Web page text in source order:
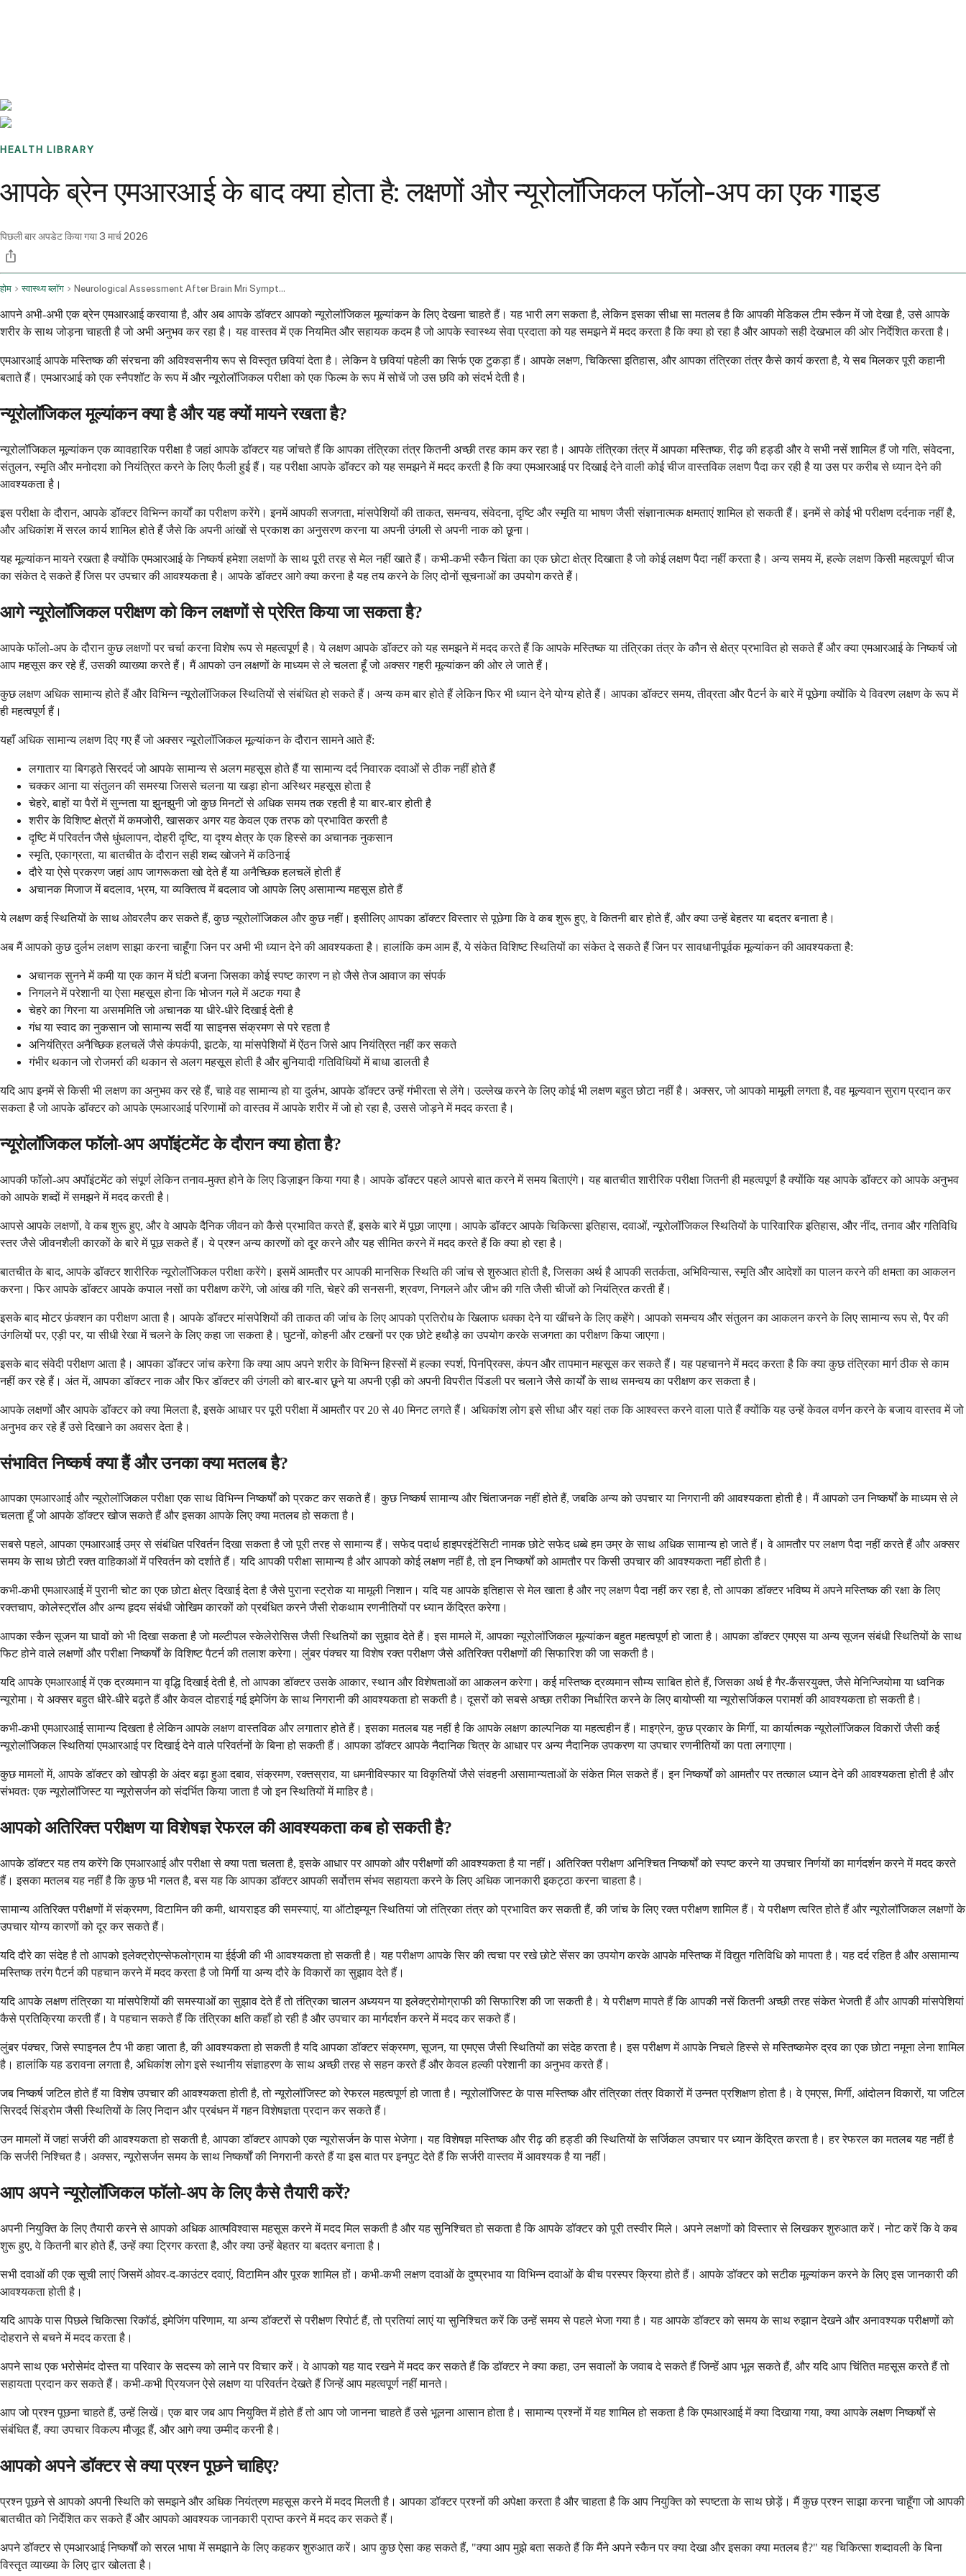
HEALTH LIBRARY
आपके ब्रेन एमआरआई के बाद क्या होता है: लक्षणों और न्यूरोलॉजिकल फॉलो-अप का एक गाइड
पिछली बार अपडेट किया गया3 मार्च 2026
होम स्वास्थ्य ब्लॉग Neurological Assessment After Brain Mri Symptoms And Follow Up
आपने अभी-अभी एक ब्रेन एमआरआई करवाया है, और अब आपके डॉक्टर आपको न्यूरोलॉजिकल मूल्यांकन के लिए देखना चाहते हैं। यह भारी लग सकता है, लेकिन इसका सीधा सा मतलब है कि आपकी मेडिकल टीम स्कैन में जो देखा है, उसे आपके
शरीर के साथ जोड़ना चाहती है जो अभी अनुभव कर रहा है। यह वास्तव में एक नियमित और सहायक कदम है जो आपके स्वास्थ्य सेवा प्रदाता को यह समझने में मदद करता है कि क्या हो रहा है और आपको सही देखभाल की ओर निर्देशित करता है।
एमआरआई आपके मस्तिष्क की संरचना की अविश्वसनीय रूप से विस्तृत छवियां देता है। लेकिन वे छवियां पहेली का सिर्फ एक टुकड़ा हैं। आपके लक्षण, चिकित्सा इतिहास, और आपका तंत्रिका तंत्र कैसे कार्य करता है, ये सब मिलकर पूरी कहानी
बताते हैं। एमआरआई को एक स्नैपशॉट के रूप में और न्यूरोलॉजिकल परीक्षा को एक फिल्म के रूप में सोचें जो उस छवि को संदर्भ देती है।
न्यूरोलॉजिकल मूल्यांकन क्या है और यह क्यों मायने रखता है?
न्यूरोलॉजिकल मूल्यांकन एक व्यावहारिक परीक्षा है जहां आपके डॉक्टर यह जांचते हैं कि आपका तंत्रिका तंत्र कितनी अच्छी तरह काम कर रहा है। आपके तंत्रिका तंत्र में आपका मस्तिष्क, रीढ़ की हड्डी और वे सभी नसें शामिल हैं जो गति, संवेदना,
संतुलन, स्मृति और मनोदशा को नियंत्रित करने के लिए फैली हुई हैं। यह परीक्षा आपके डॉक्टर को यह समझने में मदद करती है कि क्या एमआरआई पर दिखाई देने वाली कोई चीज वास्तविक लक्षण पैदा कर रही है या उस पर करीब से ध्यान देने की
आवश्यकता है।
इस परीक्षा के दौरान, आपके डॉक्टर विभिन्न कार्यों का परीक्षण करेंगे। इनमें आपकी सजगता, मांसपेशियों की ताकत, समन्वय, संवेदना, दृष्टि और स्मृति या भाषण जैसी संज्ञानात्मक क्षमताएं शामिल हो सकती हैं। इनमें से कोई भी परीक्षण दर्दनाक नहीं है,
और अधिकांश में सरल कार्य शामिल होते हैं जैसे कि अपनी आंखों से प्रकाश का अनुसरण करना या अपनी उंगली से अपनी नाक को छूना।
यह मूल्यांकन मायने रखता है क्योंकि एमआरआई के निष्कर्ष हमेशा लक्षणों के साथ पूरी तरह से मेल नहीं खाते हैं। कभी-कभी स्कैन चिंता का एक छोटा क्षेत्र दिखाता है जो कोई लक्षण पैदा नहीं करता है। अन्य समय में, हल्के लक्षण किसी महत्वपूर्ण चीज
का संकेत दे सकते हैं जिस पर उपचार की आवश्यकता है। आपके डॉक्टर आगे क्या करना है यह तय करने के लिए दोनों सूचनाओं का उपयोग करते हैं।
आगे न्यूरोलॉजिकल परीक्षण को किन लक्षणों से प्रेरित किया जा सकता है?
आपके फॉलो-अप के दौरान कुछ लक्षणों पर चर्चा करना विशेष रूप से महत्वपूर्ण है। ये लक्षण आपके डॉक्टर को यह समझने में मदद करते हैं कि आपके मस्तिष्क या तंत्रिका तंत्र के कौन से क्षेत्र प्रभावित हो सकते हैं और क्या एमआरआई के निष्कर्ष जो
आप महसूस कर रहे हैं, उसकी व्याख्या करते हैं। मैं आपको उन लक्षणों के माध्यम से ले चलता हूँ जो अक्सर गहरी मूल्यांकन की ओर ले जाते हैं।
कुछ लक्षण अधिक सामान्य होते हैं और विभिन्न न्यूरोलॉजिकल स्थितियों से संबंधित हो सकते हैं। अन्य कम बार होते हैं लेकिन फिर भी ध्यान देने योग्य होते हैं। आपका डॉक्टर समय, तीव्रता और पैटर्न के बारे में पूछेगा क्योंकि ये विवरण लक्षण के रूप में
ही महत्वपूर्ण हैं।
यहाँ अधिक सामान्य लक्षण दिए गए हैं जो अक्सर न्यूरोलॉजिकल मूल्यांकन के दौरान सामने आते हैं:
लगातार या बिगड़ते सिरदर्द जो आपके सामान्य से अलग महसूस होते हैं या सामान्य दर्द निवारक दवाओं से ठीक नहीं होते हैं
चक्कर आना या संतुलन की समस्या जिससे चलना या खड़ा होना अस्थिर महसूस होता है
चेहरे, बाहों या पैरों में सुन्नता या झुनझुनी जो कुछ मिनटों से अधिक समय तक रहती है या बार-बार होती है
शरीर के विशिष्ट क्षेत्रों में कमजोरी, खासकर अगर यह केवल एक तरफ को प्रभावित करती है
दृष्टि में परिवर्तन जैसे धुंधलापन, दोहरी दृष्टि, या दृश्य क्षेत्र के एक हिस्से का अचानक नुकसान
स्मृति, एकाग्रता, या बातचीत के दौरान सही शब्द खोजने में कठिनाई
दौरे या ऐसे प्रकरण जहां आप जागरूकता खो देते हैं या अनैच्छिक हलचलें होती हैं
अचानक मिजाज में बदलाव, भ्रम, या व्यक्तित्व में बदलाव जो आपके लिए असामान्य महसूस होते हैं
ये लक्षण कई स्थितियों के साथ ओवरलैप कर सकते हैं, कुछ न्यूरोलॉजिकल और कुछ नहीं। इसीलिए आपका डॉक्टर विस्तार से पूछेगा कि वे कब शुरू हुए, वे कितनी बार होते हैं, और क्या उन्हें बेहतर या बदतर बनाता है।
अब मैं आपको कुछ दुर्लभ लक्षण साझा करना चाहूँगा जिन पर अभी भी ध्यान देने की आवश्यकता है। हालांकि कम आम हैं, ये संकेत विशिष्ट स्थितियों का संकेत दे सकते हैं जिन पर सावधानीपूर्वक मूल्यांकन की आवश्यकता है:
अचानक सुनने में कमी या एक कान में घंटी बजना जिसका कोई स्पष्ट कारण न हो जैसे तेज आवाज का संपर्क
निगलने में परेशानी या ऐसा महसूस होना कि भोजन गले में अटक गया है
चेहरे का गिरना या असममिति जो अचानक या धीरे-धीरे दिखाई देती है
गंध या स्वाद का नुकसान जो सामान्य सर्दी या साइनस संक्रमण से परे रहता है
अनियंत्रित अनैच्छिक हलचलें जैसे कंपकंपी, झटके, या मांसपेशियों में ऐंठन जिसे आप नियंत्रित नहीं कर सकते
गंभीर थकान जो रोजमर्रा की थकान से अलग महसूस होती है और बुनियादी गतिविधियों में बाधा डालती है
यदि आप इनमें से किसी भी लक्षण का अनुभव कर रहे हैं, चाहे वह सामान्य हो या दुर्लभ, आपके डॉक्टर उन्हें गंभीरता से लेंगे। उल्लेख करने के लिए कोई भी लक्षण बहुत छोटा नहीं है। अक्सर, जो आपको मामूली लगता है, वह मूल्यवान सुराग प्रदान कर
सकता है जो आपके डॉक्टर को आपके एमआरआई परिणामों को वास्तव में आपके शरीर में जो हो रहा है, उससे जोड़ने में मदद करता है।
न्यूरोलॉजिकल फॉलो-अप अपॉइंटमेंट के दौरान क्या होता है?
आपकी फॉलो-अप अपॉइंटमेंट को संपूर्ण लेकिन तनाव-मुक्त होने के लिए डिज़ाइन किया गया है। आपके डॉक्टर पहले आपसे बात करने में समय बिताएंगे। यह बातचीत शारीरिक परीक्षा जितनी ही महत्वपूर्ण है क्योंकि यह आपके डॉक्टर को आपके अनुभव
को आपके शब्दों में समझने में मदद करती है।
आपसे आपके लक्षणों, वे कब शुरू हुए, और वे आपके दैनिक जीवन को कैसे प्रभावित करते हैं, इसके बारे में पूछा जाएगा। आपके डॉक्टर आपके चिकित्सा इतिहास, दवाओं, न्यूरोलॉजिकल स्थितियों के पारिवारिक इतिहास, और नींद, तनाव और गतिविधि
स्तर जैसे जीवनशैली कारकों के बारे में पूछ सकते हैं। ये प्रश्न अन्य कारणों को दूर करने और यह सीमित करने में मदद करते हैं कि क्या हो रहा है।
बातचीत के बाद, आपके डॉक्टर शारीरिक न्यूरोलॉजिकल परीक्षा करेंगे। इसमें आमतौर पर आपकी मानसिक स्थिति की जांच से शुरुआत होती है, जिसका अर्थ है आपकी सतर्कता, अभिविन्यास, स्मृति और आदेशों का पालन करने की क्षमता का आकलन
करना। फिर आपके डॉक्टर आपके कपाल नसों का परीक्षण करेंगे, जो आंख की गति, चेहरे की सनसनी, श्रवण, निगलने और जीभ की गति जैसी चीजों को नियंत्रित करती हैं।
इसके बाद मोटर फ़ंक्शन का परीक्षण आता है। आपके डॉक्टर मांसपेशियों की ताकत की जांच के लिए आपको प्रतिरोध के खिलाफ धक्का देने या खींचने के लिए कहेंगे। आपको समन्वय और संतुलन का आकलन करने के लिए सामान्य रूप से, पैर की
उंगलियों पर, एड़ी पर, या सीधी रेखा में चलने के लिए कहा जा सकता है। घुटनों, कोहनी और टखनों पर एक छोटे हथौड़े का उपयोग करके सजगता का परीक्षण किया जाएगा।
इसके बाद संवेदी परीक्षण आता है। आपका डॉक्टर जांच करेगा कि क्या आप अपने शरीर के विभिन्न हिस्सों में हल्का स्पर्श, पिनप्रिक्स, कंपन और तापमान महसूस कर सकते हैं। यह पहचानने में मदद करता है कि क्या कुछ तंत्रिका मार्ग ठीक से काम
नहीं कर रहे हैं। अंत में, आपका डॉक्टर नाक और फिर डॉक्टर की उंगली को बार-बार छूने या अपनी एड़ी को अपनी विपरीत पिंडली पर चलाने जैसे कार्यों के साथ समन्वय का परीक्षण कर सकता है।
आपके लक्षणों और आपके डॉक्टर को क्या मिलता है, इसके आधार पर पूरी परीक्षा में आमतौर पर 20 से 40 मिनट लगते हैं। अधिकांश लोग इसे सीधा और यहां तक कि आश्वस्त करने वाला पाते हैं क्योंकि यह उन्हें केवल वर्णन करने के बजाय वास्तव में जो
अनुभव कर रहे हैं उसे दिखाने का अवसर देता है।
संभावित निष्कर्ष क्या हैं और उनका क्या मतलब है?
आपका एमआरआई और न्यूरोलॉजिकल परीक्षा एक साथ विभिन्न निष्कर्षों को प्रकट कर सकते हैं। कुछ निष्कर्ष सामान्य और चिंताजनक नहीं होते हैं, जबकि अन्य को उपचार या निगरानी की आवश्यकता होती है। मैं आपको उन निष्कर्षों के माध्यम से ले
चलता हूँ जो आपके डॉक्टर खोज सकते हैं और इसका आपके लिए क्या मतलब हो सकता है।
सबसे पहले, आपका एमआरआई उम्र से संबंधित परिवर्तन दिखा सकता है जो पूरी तरह से सामान्य हैं। सफेद पदार्थ हाइपरइंटेंसिटी नामक छोटे सफेद धब्बे हम उम्र के साथ अधिक सामान्य हो जाते हैं। वे आमतौर पर लक्षण पैदा नहीं करते हैं और अक्सर
समय के साथ छोटी रक्त वाहिकाओं में परिवर्तन को दर्शाते हैं। यदि आपकी परीक्षा सामान्य है और आपको कोई लक्षण नहीं है, तो इन निष्कर्षों को आमतौर पर किसी उपचार की आवश्यकता नहीं होती है।
कभी-कभी एमआरआई में पुरानी चोट का एक छोटा क्षेत्र दिखाई देता है जैसे पुराना स्ट्रोक या मामूली निशान। यदि यह आपके इतिहास से मेल खाता है और नए लक्षण पैदा नहीं कर रहा है, तो आपका डॉक्टर भविष्य में अपने मस्तिष्क की रक्षा के लिए
रक्तचाप, कोलेस्ट्रॉल और अन्य हृदय संबंधी जोखिम कारकों को प्रबंधित करने जैसी रोकथाम रणनीतियों पर ध्यान केंद्रित करेगा।
आपका स्कैन सूजन या घावों को भी दिखा सकता है जो मल्टीपल स्केलेरोसिस जैसी स्थितियों का सुझाव देते हैं। इस मामले में, आपका न्यूरोलॉजिकल मूल्यांकन बहुत महत्वपूर्ण हो जाता है। आपका डॉक्टर एमएस या अन्य सूजन संबंधी स्थितियों के साथ
फिट होने वाले लक्षणों और परीक्षा निष्कर्षों के विशिष्ट पैटर्न की तलाश करेगा। लुंबर पंक्चर या विशेष रक्त परीक्षण जैसे अतिरिक्त परीक्षणों की सिफारिश की जा सकती है।
यदि आपके एमआरआई में एक द्रव्यमान या वृद्धि दिखाई देती है, तो आपका डॉक्टर उसके आकार, स्थान और विशेषताओं का आकलन करेगा। कई मस्तिष्क द्रव्यमान सौम्य साबित होते हैं, जिसका अर्थ है गैर-कैंसरयुक्त, जैसे मेनिन्जियोमा या ध्वनिक
न्यूरोमा। ये अक्सर बहुत धीरे-धीरे बढ़ते हैं और केवल दोहराई गई इमेजिंग के साथ निगरानी की आवश्यकता हो सकती है। दूसरों को सबसे अच्छा तरीका निर्धारित करने के लिए बायोप्सी या न्यूरोसर्जिकल परामर्श की आवश्यकता हो सकती है।
कभी-कभी एमआरआई सामान्य दिखता है लेकिन आपके लक्षण वास्तविक और लगातार होते हैं। इसका मतलब यह नहीं है कि आपके लक्षण काल्पनिक या महत्वहीन हैं। माइग्रेन, कुछ प्रकार के मिर्गी, या कार्यात्मक न्यूरोलॉजिकल विकारों जैसी कई
न्यूरोलॉजिकल स्थितियां एमआरआई पर दिखाई देने वाले परिवर्तनों के बिना हो सकती हैं। आपका डॉक्टर आपके नैदानिक ​​चित्र के आधार पर अन्य नैदानिक ​​उपकरण या उपचार रणनीतियों का पता लगाएगा।
कुछ मामलों में, आपके डॉक्टर को खोपड़ी के अंदर बढ़ा हुआ दबाव, संक्रमण, रक्तस्राव, या धमनीविस्फार या विकृतियों जैसे संवहनी असामान्यताओं के संकेत मिल सकते हैं। इन निष्कर्षों को आमतौर पर तत्काल ध्यान देने की आवश्यकता होती है और
संभवतः एक न्यूरोलॉजिस्ट या न्यूरोसर्जन को संदर्भित किया जाता है जो इन स्थितियों में माहिर है।
आपको अतिरिक्त परीक्षण या विशेषज्ञ रेफरल की आवश्यकता कब हो सकती है?
आपके डॉक्टर यह तय करेंगे कि एमआरआई और परीक्षा से क्या पता चलता है, इसके आधार पर आपको और परीक्षणों की आवश्यकता है या नहीं। अतिरिक्त परीक्षण अनिश्चित निष्कर्षों को स्पष्ट करने या उपचार निर्णयों का मार्गदर्शन करने में मदद करते
हैं। इसका मतलब यह नहीं है कि कुछ भी गलत है, बस यह कि आपका डॉक्टर आपकी सर्वोत्तम संभव सहायता करने के लिए अधिक जानकारी इकट्ठा करना चाहता है।
सामान्य अतिरिक्त परीक्षणों में संक्रमण, विटामिन की कमी, थायराइड की समस्याएं, या ऑटोइम्यून स्थितियां जो तंत्रिका तंत्र को प्रभावित कर सकती हैं, की जांच के लिए रक्त परीक्षण शामिल हैं। ये परीक्षण त्वरित होते हैं और न्यूरोलॉजिकल लक्षणों के
उपचार योग्य कारणों को दूर कर सकते हैं।
यदि दौरे का संदेह है तो आपको इलेक्ट्रोएन्सेफलोग्राम या ईईजी की भी आवश्यकता हो सकती है। यह परीक्षण आपके सिर की त्वचा पर रखे छोटे सेंसर का उपयोग करके आपके मस्तिष्क में विद्युत गतिविधि को मापता है। यह दर्द रहित है और असामान्य
मस्तिष्क तरंग पैटर्न की पहचान करने में मदद करता है जो मिर्गी या अन्य दौरे के विकारों का सुझाव देते हैं।
यदि आपके लक्षण तंत्रिका या मांसपेशियों की समस्याओं का सुझाव देते हैं तो तंत्रिका चालन अध्ययन या इलेक्ट्रोमोग्राफी की सिफारिश की जा सकती है। ये परीक्षण मापते हैं कि आपकी नसें कितनी अच्छी तरह संकेत भेजती हैं और आपकी मांसपेशियां
कैसे प्रतिक्रिया करती हैं। वे पहचान सकते हैं कि तंत्रिका क्षति कहाँ हो रही है और उपचार का मार्गदर्शन करने में मदद कर सकते हैं।
लुंबर पंक्चर, जिसे स्पाइनल टैप भी कहा जाता है, की आवश्यकता हो सकती है यदि आपका डॉक्टर संक्रमण, सूजन, या एमएस जैसी स्थितियों का संदेह करता है। इस परीक्षण में आपके निचले हिस्से से मस्तिष्कमेरु द्रव का एक छोटा नमूना लेना शामिल
है। हालांकि यह डरावना लगता है, अधिकांश लोग इसे स्थानीय संज्ञाहरण के साथ अच्छी तरह से सहन करते हैं और केवल हल्की परेशानी का अनुभव करते हैं।
जब निष्कर्ष जटिल होते हैं या विशेष उपचार की आवश्यकता होती है, तो न्यूरोलॉजिस्ट को रेफरल महत्वपूर्ण हो जाता है। न्यूरोलॉजिस्ट के पास मस्तिष्क और तंत्रिका तंत्र विकारों में उन्नत प्रशिक्षण होता है। वे एमएस, मिर्गी, आंदोलन विकारों, या जटिल
सिरदर्द सिंड्रोम जैसी स्थितियों के लिए निदान और प्रबंधन में गहन विशेषज्ञता प्रदान कर सकते हैं।
उन मामलों में जहां सर्जरी की आवश्यकता हो सकती है, आपका डॉक्टर आपको एक न्यूरोसर्जन के पास भेजेगा। यह विशेषज्ञ मस्तिष्क और रीढ़ की हड्डी की स्थितियों के सर्जिकल उपचार पर ध्यान केंद्रित करता है। हर रेफरल का मतलब यह नहीं है
कि सर्जरी निश्चित है। अक्सर, न्यूरोसर्जन समय के साथ निष्कर्षों की निगरानी करते हैं या इस बात पर इनपुट देते हैं कि सर्जरी वास्तव में आवश्यक है या नहीं।
आप अपने न्यूरोलॉजिकल फॉलो-अप के लिए कैसे तैयारी करें?
अपनी नियुक्ति के लिए तैयारी करने से आपको अधिक आत्मविश्वास महसूस करने में मदद मिल सकती है और यह सुनिश्चित हो सकता है कि आपके डॉक्टर को पूरी तस्वीर मिले। अपने लक्षणों को विस्तार से लिखकर शुरुआत करें। नोट करें कि वे कब
शुरू हुए, वे कितनी बार होते हैं, उन्हें क्या ट्रिगर करता है, और क्या उन्हें बेहतर या बदतर बनाता है।
सभी दवाओं की एक सूची लाएं जिसमें ओवर-द-काउंटर दवाएं, विटामिन और पूरक शामिल हों। कभी-कभी लक्षण दवाओं के दुष्प्रभाव या विभिन्न दवाओं के बीच परस्पर क्रिया होते हैं। आपके डॉक्टर को सटीक मूल्यांकन करने के लिए इस जानकारी की
आवश्यकता होती है।
यदि आपके पास पिछले चिकित्सा रिकॉर्ड, इमेजिंग परिणाम, या अन्य डॉक्टरों से परीक्षण रिपोर्ट हैं, तो प्रतियां लाएं या सुनिश्चित करें कि उन्हें समय से पहले भेजा गया है। यह आपके डॉक्टर को समय के साथ रुझान देखने और अनावश्यक परीक्षणों को
दोहराने से बचने में मदद करता है।
अपने साथ एक भरोसेमंद दोस्त या परिवार के सदस्य को लाने पर विचार करें। वे आपको यह याद रखने में मदद कर सकते हैं कि डॉक्टर ने क्या कहा, उन सवालों के जवाब दे सकते हैं जिन्हें आप भूल सकते हैं, और यदि आप चिंतित महसूस करते हैं तो
सहायता प्रदान कर सकते हैं। कभी-कभी प्रियजन ऐसे लक्षण या परिवर्तन देखते हैं जिन्हें आप महत्वपूर्ण नहीं मानते।
आप जो प्रश्न पूछना चाहते हैं, उन्हें लिखें। एक बार जब आप नियुक्ति में होते हैं तो आप जो जानना चाहते हैं उसे भूलना आसान होता है। सामान्य प्रश्नों में यह शामिल हो सकता है कि एमआरआई में क्या दिखाया गया, क्या आपके लक्षण निष्कर्षों से
संबंधित हैं, क्या उपचार विकल्प मौजूद हैं, और आगे क्या उम्मीद करनी है।
आपको अपने डॉक्टर से क्या प्रश्न पूछने चाहिए?
प्रश्न पूछने से आपको अपनी स्थिति को समझने और अधिक नियंत्रण महसूस करने में मदद मिलती है। आपका डॉक्टर प्रश्नों की अपेक्षा करता है और चाहता है कि आप नियुक्ति को स्पष्टता के साथ छोड़ें। मैं कुछ प्रश्न साझा करना चाहूँगा जो आपकी
बातचीत को निर्देशित कर सकते हैं और आपको आवश्यक जानकारी प्राप्त करने में मदद कर सकते हैं।
अपने डॉक्टर से एमआरआई निष्कर्षों को सरल भाषा में समझाने के लिए कहकर शुरुआत करें। आप कुछ ऐसा कह सकते हैं, "क्या आप मुझे बता सकते हैं कि मैंने अपने स्कैन पर क्या देखा और इसका क्या मतलब है?" यह चिकित्सा शब्दावली के बिना
विस्तृत व्याख्या के लिए द्वार खोलता है।